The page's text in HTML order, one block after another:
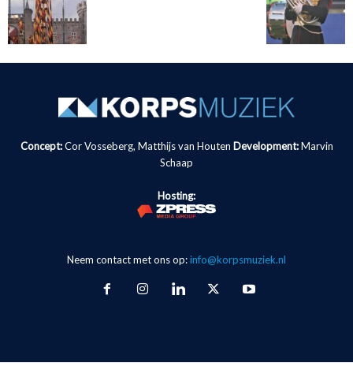
Concept:Cor Vosseberg, Matthijs van Houten Development: Marvin
Schaap
Hosting:
Neem contact met ons op:info@korpsmuziek.nl